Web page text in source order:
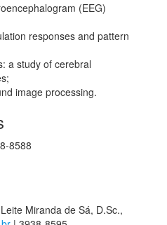
(EEG)
responses and pattern
a study of cerebral
image processing.
8588
Miranda de Sá, D.Sc.,